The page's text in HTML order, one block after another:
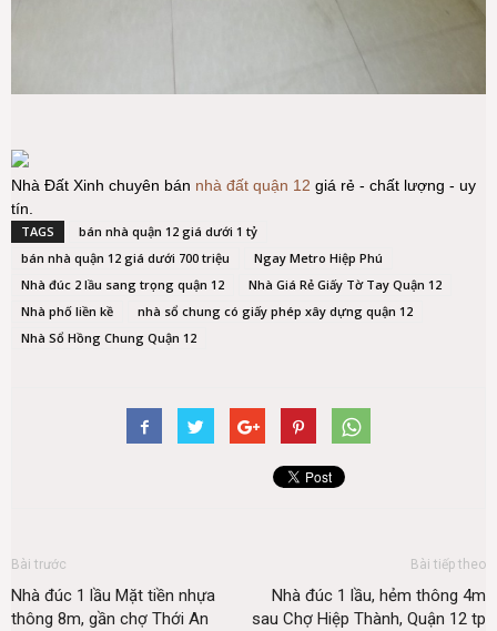
Nhà Đất Xinh chuyên bán nhà đất quận 12 giá rẻ - chất lượng - uy
tín.
TAGS
bán nhà quận 12 giá dưới 1 tỷ
bán nhà quận 12 giá dưới 700 triệu
Ngay Metro Hiệp Phú
Nhà đúc 2 lầu sang trọng quận 12
Nhà Giá Rẻ Giấy Tờ Tay Quận 12
Nhà phố liền kề
nhà sổ chung có giấy phép xây dựng quận 12
Nhà Sổ Hồng Chung Quận 12
Bài trước
Nhà đúc 1 lầu Mặt tiền nhựa
thông 8m, gần chợ Thới An
Bài tiếp theo
Nhà đúc 1 lầu, hẻm thông 4m
sau Chợ Hiệp Thành, Quận 12 tp